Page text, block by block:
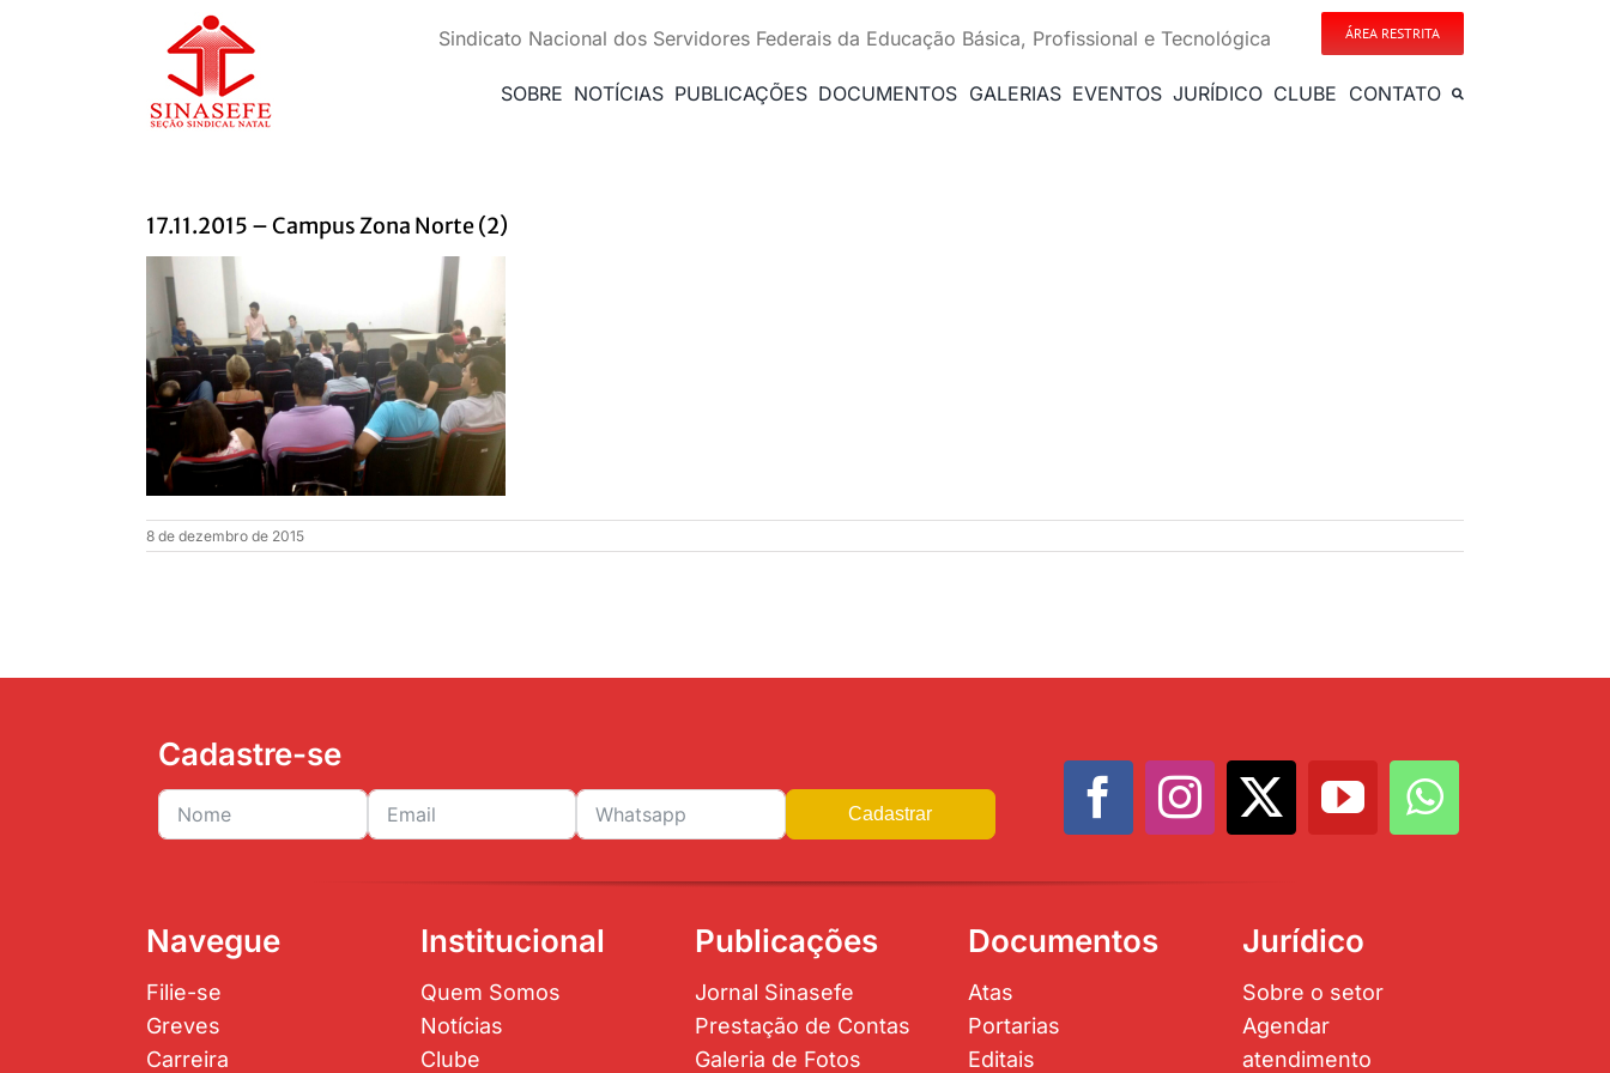
Sindicato Nacional dos Servidores Federais da Educação Básica, Profissional e Tecnológica ÁREA RESTRITA
SOBRE NOTÍCIAS PUBLICAÇÕES DOCUMENTOS GALERIAS EVENTOS JURÍDICO CLUBE CONTATO
17.11.2015 – Campus Zona Norte (2)
8 de dezembro de 2015
Cadastre-se
Cadastrar
Navegue
Filie-se
Greves
Carreira
Institucional
Quem Somos
Notícias
Clube
Publicações
Jornal Sinasefe
Prestação de Contas
Galeria de Fotos
Documentos
Atas
Portarias
Editais
Jurídico
Sobre o setor
Agendar
atendimento